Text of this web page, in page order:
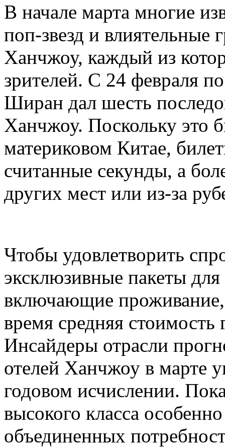
В начале марта многие
поп-звезд и влиятельные
Ханчжоу, каждый из
зрителей. С 24 февраля
Ширан дал шесть
Ханчжоу. Поскольку это
материковом Китае,
считанные секунды, а
других мест или из-за
Чтобы удовлетворить
эксклюзивные пакеты
включающие
время средняя
Инсайдеры отрасли
отелей Ханчжоу в марте
годовом исчислении.
высокого класса
объединенных